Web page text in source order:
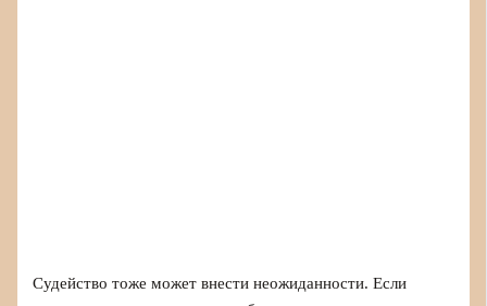
Судейство тоже может внести неожиданности. Если